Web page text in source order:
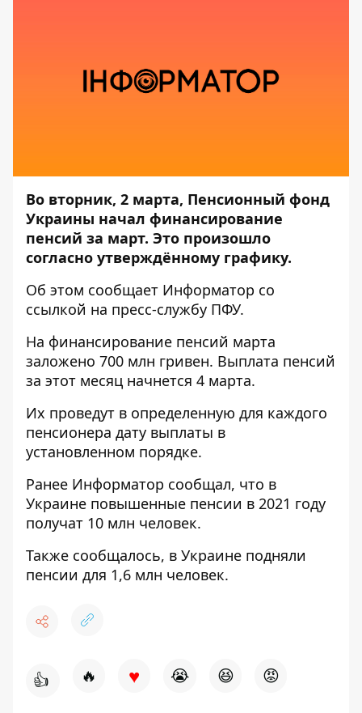
Во вторник, 2 марта, Пенсионный фонд
Украины начал финансирование
пенсий за март. Это произошло
согласно утверждённому графику.
Об этом сообщает Информатор со
ссылкой на пресс-службу ПФУ.
На финансирование пенсий марта
заложено 700 млн гривен. Выплата пенсий
за этот месяц начнется 4 марта.
Их проведут в определенную для каждого
пенсионера дату выплаты в
установленном порядке.
Ранее Информатор сообщал, что в
Украине повышенные пенсии в 2021 году
получат 10 млн человек.
Также сообщалось, в Украине подняли
пенсии для 1,6 млн человек.
👍 🔥 ♥ 😭 😆 😡